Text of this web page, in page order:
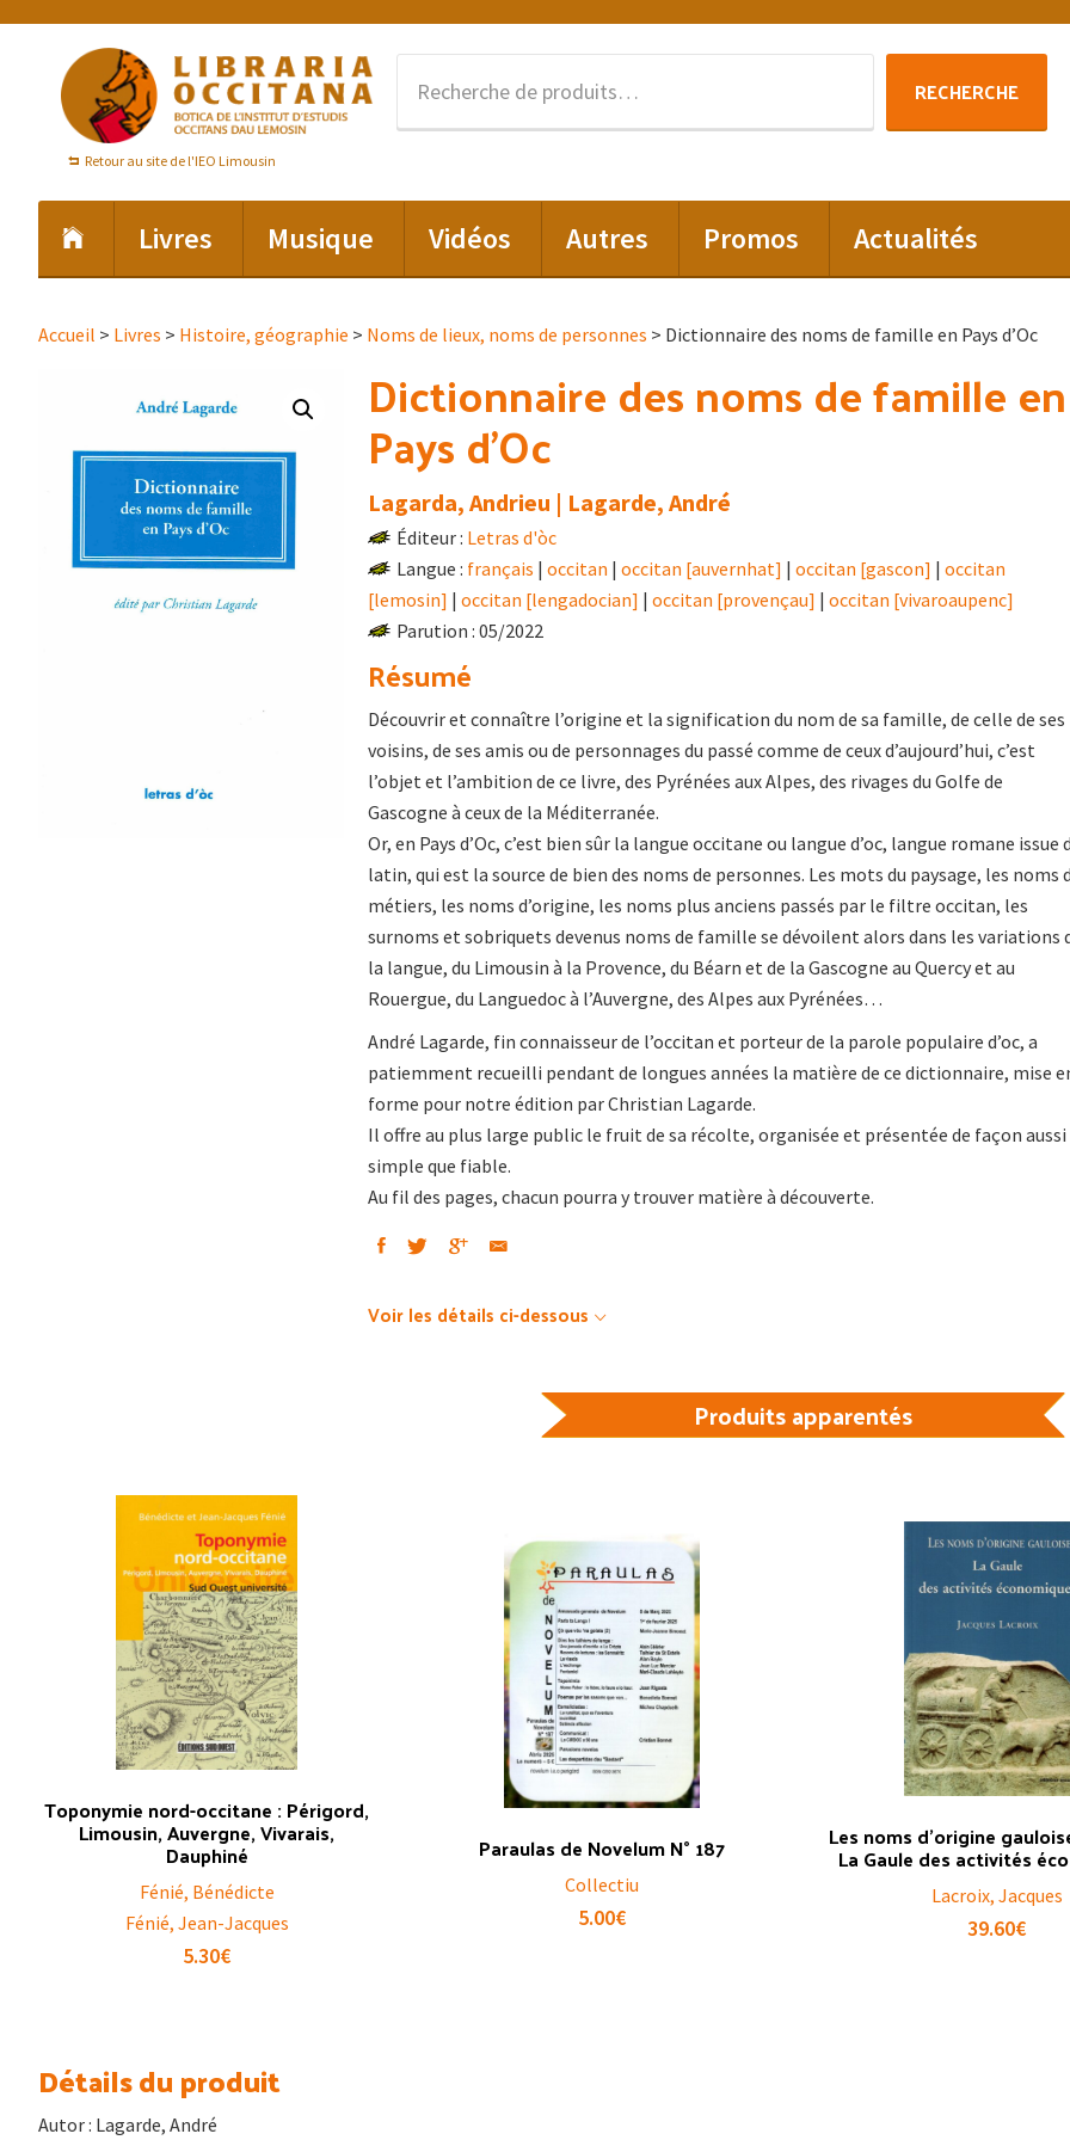
navigation
principale
contenu
principal
Retour au site de l'IEO Limousin
RECHERCHE
Livres Musique Vidéos Autres Promos Actualités
Accueil > Livres > Histoire, géographie > Noms de lieux, noms de personnes > Dictionnaire des noms de famille en Pays d’Oc
Dictionnaire des noms de famille en
Pays d’Oc
Lagarda, Andrieu | Lagarde, André
Éditeur : Letras d'òc
Langue : français | occitan | occitan [auvernhat] | occitan [gascon] | occitan
[lemosin] | occitan [lengadocian] | occitan [provençau] | occitan [vivaroaupenc]
Parution : 05/2022
Résumé
Découvrir et connaître l’origine et la signification du nom de sa famille, de celle de ses
voisins, de ses amis ou de personnages du passé comme de ceux d’aujourd’hui, c’est
l’objet et l’ambition de ce livre, des Pyrénées aux Alpes, des rivages du Golfe de
Gascogne à ceux de la Méditerranée.
Or, en Pays d’Oc, c’est bien sûr la langue occitane ou langue d’oc, langue romane issue
latin, qui est la source de bien des noms de personnes. Les mots du paysage, les noms
métiers, les noms d’origine, les noms plus anciens passés par le filtre occitan, les
surnoms et sobriquets devenus noms de famille se dévoilent alors dans les variations
la langue, du Limousin à la Provence, du Béarn et de la Gascogne au Quercy et au
Rouergue, du Languedoc à l’Auvergne, des Alpes aux Pyrénées…
André Lagarde, fin connaisseur de l’occitan et porteur de la parole populaire d’oc, a
patiemment recueilli pendant de longues années la matière de ce dictionnaire, mise
forme pour notre édition par Christian Lagarde.
Il offre au plus large public le fruit de sa récolte, organisée et présentée de façon aussi
simple que fiable.
Au fil des pages, chacun pourra y trouver matière à découverte.
Voir les détails ci-dessous
Produits apparentés
Toponymie nord-occitane : Périgord,
Limousin, Auvergne, Vivarais,
Dauphiné
Fénié, Bénédicte
Fénié, Jean-Jacques
5.30€
Paraulas de Novelum N° 187
Collectiu
5.00€
Les noms d’origine
La Gaule des activités
Lacroix, Jacques
39.60€
Détails du produit
Autor : Lagarde, André